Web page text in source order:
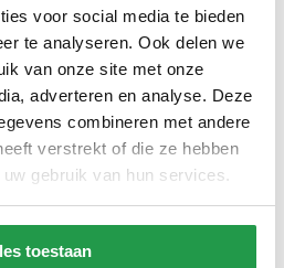
voor social media te bieden
te analyseren. Ook delen we
van onze site met onze
adverteren en analyse. Deze
combineren met andere
verstrekt of die ze hebben
gebruik van hun services.
toestaan
Hoeslaken Rood